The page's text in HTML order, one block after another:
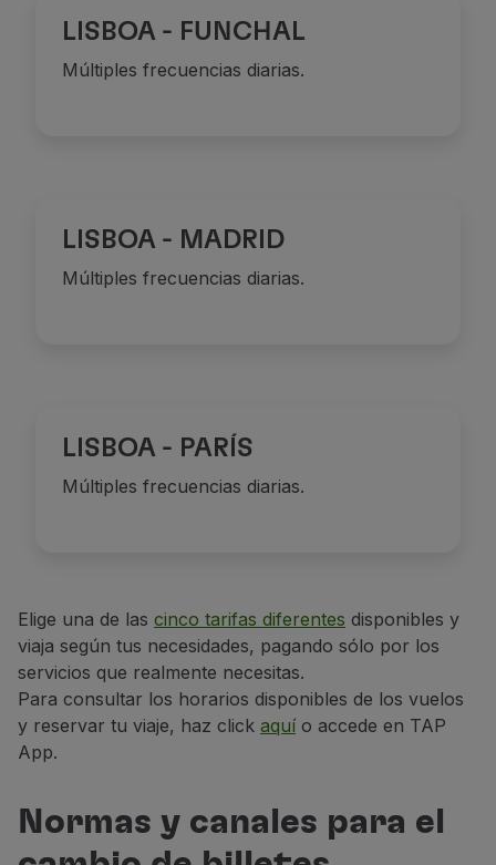
Solicitudes y reclamaciones
Contactos
Información útil
LISBOA - FUNCHAL
Múltiples frecuencias diarias.
LISBOA - MADRID
Múltiples frecuencias diarias.
LISBOA - PARÍS
Múltiples frecuencias diarias.
Elige una de las cinco tarifas diferentes disponibles y
viaja según tus necesidades, pagando sólo por los
servicios que realmente necesitas.
Para consultar los horarios disponibles de los vuelos
y reservar tu viaje, haz click aquí o accede en TAP
App.
Normas y canales para el